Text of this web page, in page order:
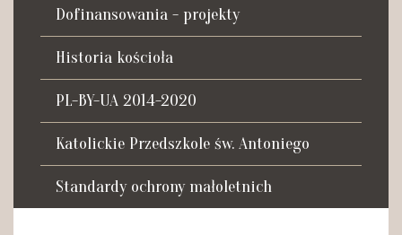
Parafia św. Piotra z Alkantary
i św. Antoniego z Padwy
Tadeusza Kościuszki 27a
07-100 Węgrów
e-mail:rkosk@op.pl; wegrow.klasztor@drohiczynska.pl
Numer konta:
59 9236 0008 0012 8645 2000 0010
Dofinansowania - projekty
Historia kościoła
PL-BY-UA 2014-2020
Katolickie Przedszkole św. Antoniego
Standardy ochrony małoletnich